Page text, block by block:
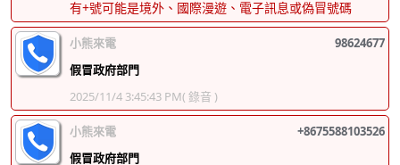
有+號可能是境外、國際漫遊、電子訊息或偽冒號碼
小熊來電
98624677
假冒政府部門
2025/11/4 3:45:43 PM( 錄音 )
小熊來電
+8675588103526
假冒政府部門